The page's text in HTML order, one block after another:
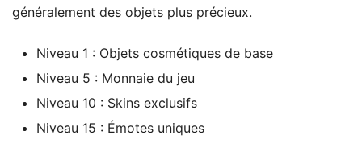
généralement des objets plus précieux.
Niveau 1 : Objets cosmétiques de base
Niveau 5 : Monnaie du jeu
Niveau 10 : Skins exclusifs
Niveau 15 : Émotes uniques